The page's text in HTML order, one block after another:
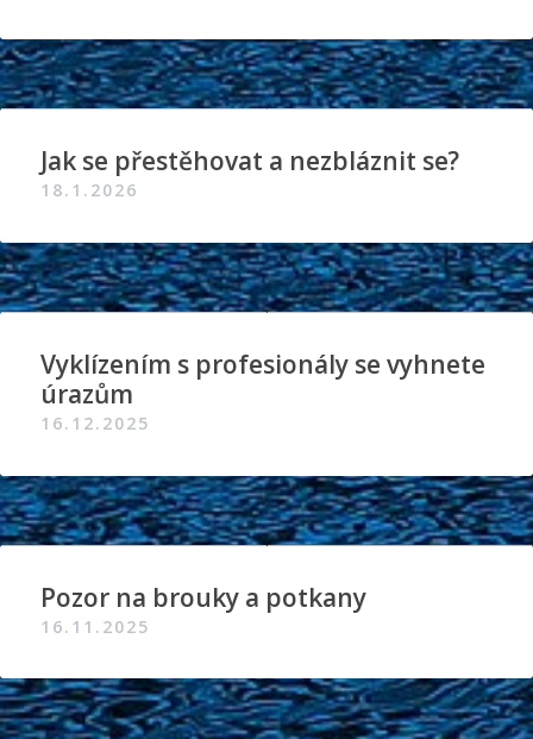
Jak se přestěhovat a nezbláznit se?
18.1.2026
Vyklízením s profesionály se vyhnete
úrazům
16.12.2025
Pozor na brouky a potkany
16.11.2025